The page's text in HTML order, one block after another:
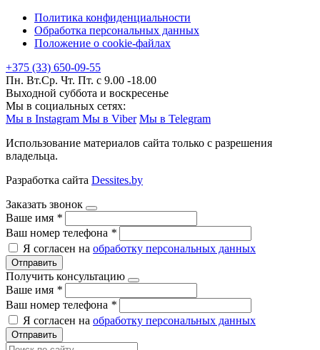
Политика конфиденциальности
Обработка персональных данных
Положение о cookie-файлах
+375 (33) 650-09-55
Пн. Вт.Ср. Чт. Пт. с 9.00 -18.00
Выходной суббота и воскресенье
Мы в социальных сетях:
Мы в Instagram Мы в Viber Мы в Telegram
Использование материалов сайта только с разрешения
владельца.
Разработка сайта Dessites.by
Заказать звонок
Ваше имя *
Ваш номер телефона *
Я согласен на обработку персональных данных
Отправить
Получить консультацию
Ваше имя *
Ваш номер телефона *
Я согласен на обработку персональных данных
Отправить